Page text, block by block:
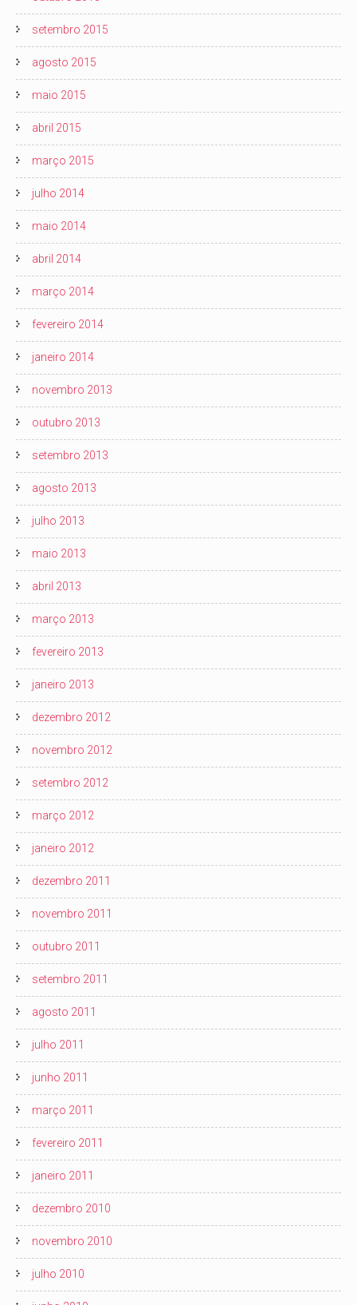
setembro 2015
agosto 2015
maio 2015
abril 2015
março 2015
julho 2014
maio 2014
abril 2014
março 2014
fevereiro 2014
janeiro 2014
novembro 2013
outubro 2013
setembro 2013
agosto 2013
julho 2013
maio 2013
abril 2013
março 2013
fevereiro 2013
janeiro 2013
dezembro 2012
novembro 2012
setembro 2012
março 2012
janeiro 2012
dezembro 2011
novembro 2011
outubro 2011
setembro 2011
agosto 2011
julho 2011
junho 2011
março 2011
fevereiro 2011
janeiro 2011
dezembro 2010
novembro 2010
julho 2010